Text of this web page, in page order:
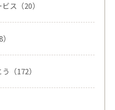
ス（20）
（172）